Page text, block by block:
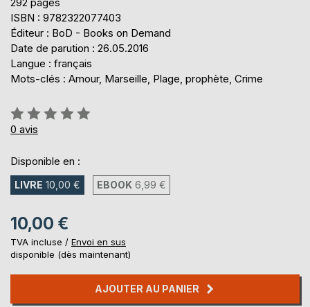
ISBN : 9782322077403
Éditeur : BoD - Books on Demand
Date de parution : 26.05.2016
Langue : français
Mots-clés : Amour, Marseille, Plage, prophète, Crime
Évaluation:
0%
0 avis
Disponible en :
LIVRE 10,00 € EBOOK 6,99 €
10,00 €
TVA incluse / Envoi en sus
disponible (dès maintenant)
AJOUTER AU PANIER